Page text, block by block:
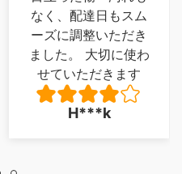
なく、配達日もスム
ーズに調整いただき
ました。 大切に使わ
せていただきます
H***k